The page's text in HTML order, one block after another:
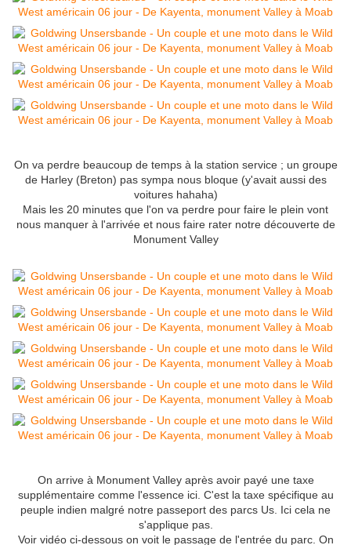
On va perdre beaucoup de temps à la station service ; un groupe
de Harley (Breton) pas sympa nous bloque (y'avait aussi des
voitures hahaha)
Mais les 20 minutes que l'on va perdre pour faire le plein vont
nous manquer à l'arrivée et nous faire rater notre découverte de
Monument Valley
On arrive à Monument Valley après avoir payé une taxe
supplémentaire comme l'essence ici. C'est la taxe spécifique au
peuple indien malgré notre passeport des parcs Us. Ici cela ne
s'applique pas.
Voir vidéo ci-dessous on voit le passage de l'entrée du parc. On